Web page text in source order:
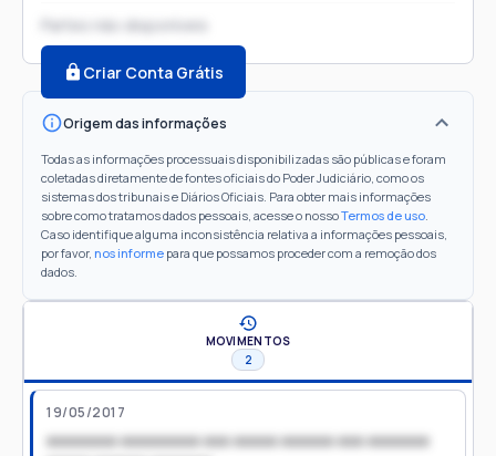
Partes não disponíveis
Criar Conta Grátis
Origem das informações
Todas as informações processuais disponibilizadas são públicas e foram
coletadas diretamente de fontes oficiais do Poder Judiciário, como os
sistemas dos tribunais e Diários Oficiais. Para obter mais informações
sobre como tratamos dados pessoais, acesse o nossoTermos de uso.
Caso identifique alguma inconsistência relativa a informações pessoais,
por favor, nos informe para que possamos proceder com a remoção dos
dados.
MOVIMENTOS
2
19/05/2017
xxxxxxxx xxxxxxxxx xxx xxxxx xxxxxx xxx xxxxxxx